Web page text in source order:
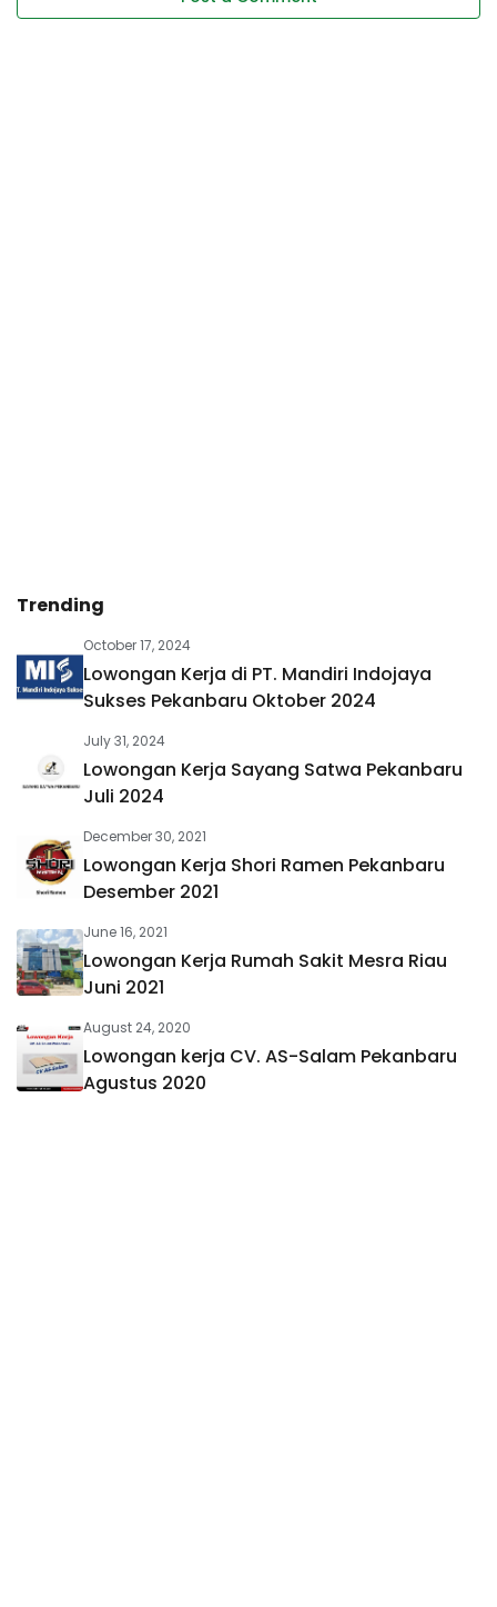
Trending
October 17, 2024
Lowongan Kerja di PT. Mandiri Indojaya
Sukses Pekanbaru Oktober 2024
July 31, 2024
Lowongan Kerja Sayang Satwa Pekanbaru
Juli 2024
December 30, 2021
Lowongan Kerja Shori Ramen Pekanbaru
Desember 2021
June 16, 2021
Lowongan Kerja Rumah Sakit Mesra Riau
Juni 2021
August 24, 2020
Lowongan kerja CV. AS-Salam Pekanbaru
Agustus 2020